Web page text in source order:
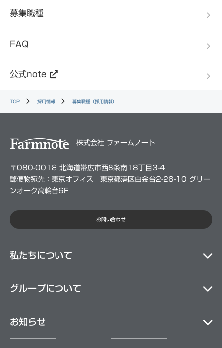
募集職種
FAQ
公式note
TOP 採用情報 募集職種（採用情報）
株式会社 ファームノート
〒080-0018 北海道帯広市西8条南18丁目3-4
郵便物宛先：東京オフィス 東京都港区白金台2-26-10 グリー
ンオーク高輪台6F
お問い合わせ
私たちについて
グループについて
お知らせ